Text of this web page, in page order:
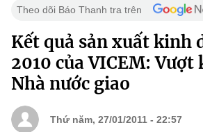
Theo dõi Báo Thanh tra trên
Kết quả sản xuất kinh
2010 của VICEM: Vượt
Nhà nước giao
Thứ năm, 27/01/2011 - 22:57